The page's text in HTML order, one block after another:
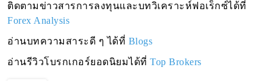
Forex Analysis
อ่านบทความสาระดี ๆ ได้ที่ Blogs
อ่านรีวิวโบรกเกอร์ยอดนิยมได้ที่ Top Brokers